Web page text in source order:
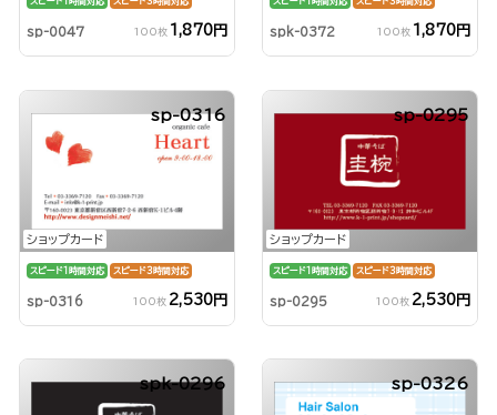
sp-0047 100枚 1,870円 spk-0372 100枚 1,870円
ショップカード
sp-0316
スピード1時間対応 スピード3時間対応
sp-0316 100枚 2,530円
ショップカード
sp-0295
スピード1時間対応 スピード3時間対応
sp-0295 100枚 2,530円
spk-0296 sp-0326